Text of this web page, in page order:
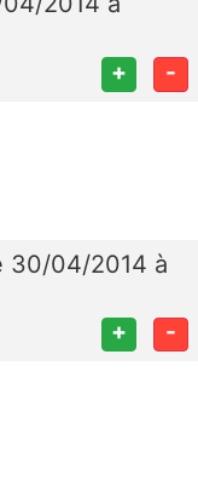
+ -
30/04/2014 à
+ -